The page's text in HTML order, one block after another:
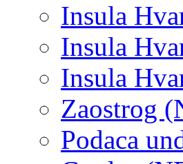
Insula
Insula
Insula
Zaostrog
Podaca